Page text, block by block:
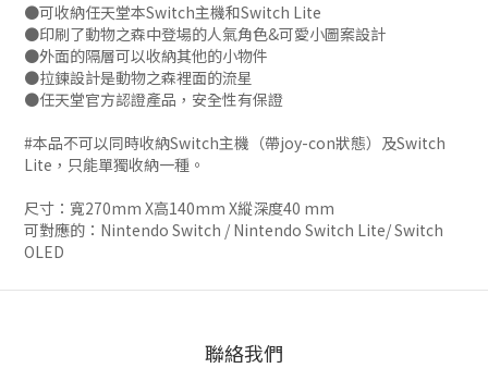
●可收納任天堂本Switch主機和Switch Lite
●印刷了動物之森中登場的人氣角色&可愛小圖案設計
●外面的隔層可以收納其他的小物件
●拉鍊設計是動物之森裡面的流星
●任天堂官方認證產品，安全性有保證
#本品不可以同時收納Switch主機（帶joy-con狀態）及Switch
Lite，只能單獨收納一種。
尺寸：寬270mm X高140mm X縱深度40 mm
可對應的：Nintendo Switch / Nintendo Switch Lite/ Switch
OLED
聯絡我們